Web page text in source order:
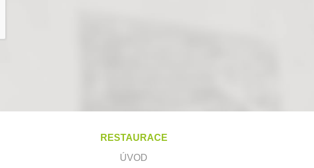
RESTAURACE
ÚVOD